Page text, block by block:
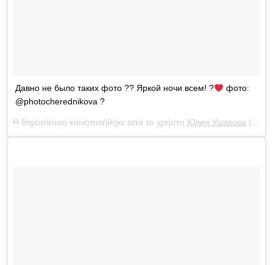
Давно не было таких фото ?? Яркой ночи всем! ?
фото:
@photocherednikova ?
Η δημοσίευση κοινοποιήθηκε από το χρήστη Юлия Ушакова (@yulia_ushakova) στις